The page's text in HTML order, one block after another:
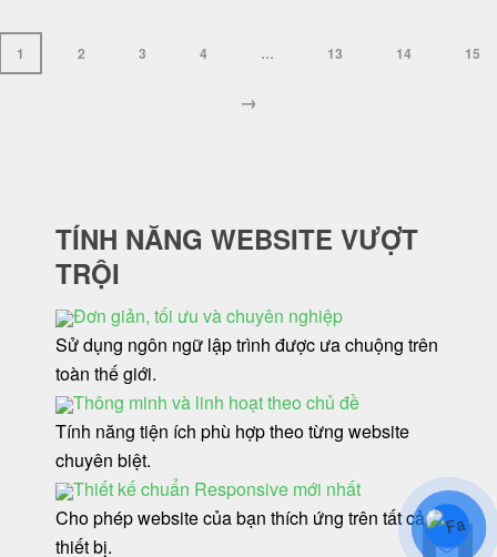
1 2 3 4 … 13 14 15
→
TÍNH NĂNG WEBSITE VƯỢT
TRỘI
Đơn giản, tối ưu và chuyên nghiệp
Sử dụng ngôn ngữ lập trình được ưa chuộng trên
toàn thế giới.
Thông minh và linh hoạt theo chủ đề
Tính năng tiện ích phù hợp theo từng website
chuyên biệt.
Thiết kế chuẩn Responsive mới nhất
Cho phép website của bạn thích ứng trên tất cả các
thiết bị.